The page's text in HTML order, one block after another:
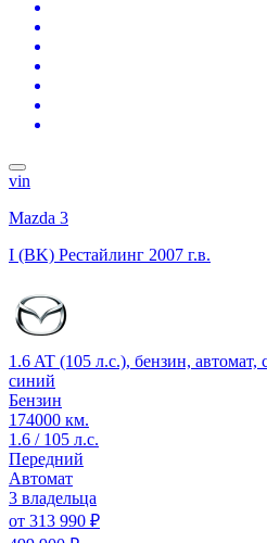
vin
Mazda 3
I (BK) Рестайлинг 2007 г.в.
1.6 AT (105 л.с.), бензин,
синий
Бензин
174000 км.
1.6 / 105 л.с.
Передний
Автомат
3 владельца
от 313 990 ₽